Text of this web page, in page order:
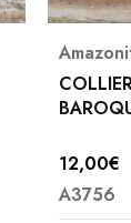
12,00€
A3756